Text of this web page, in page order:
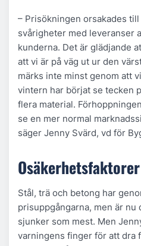
– Prisökningen orsakades
svårigheter med leveranser
kunderna. Det är glädjande
att vi är på väg ut ur den
märks inte minst genom att
vintern har börjat se tecken
flera material.
se en mer normal
säger Jenny Svärd, vd för
Stål, trä och betong har
prisuppgångarna, men är
sjunker som mest. Men
varningens finger för att dra